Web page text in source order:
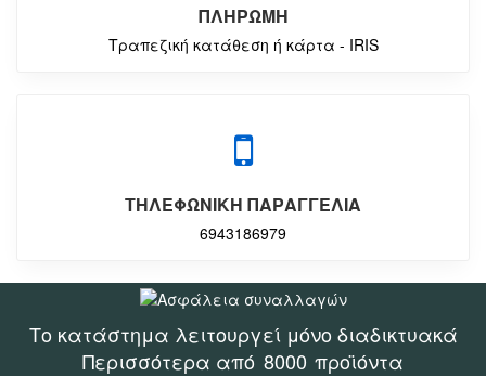
ΠΛΗΡΩΜΗ
Τραπεζική κατάθεση ή κάρτα - IRIS
ΤΗΛΕΦΩΝΙΚΗ ΠΑΡΑΓΓΕΛΙΑ
6943186979
Το κατάστημα λειτουργεί μόνο διαδικτυακά
Περισσότερα από 8000 προϊόντα